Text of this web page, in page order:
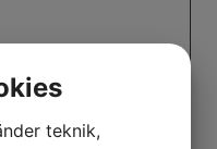
teknik,